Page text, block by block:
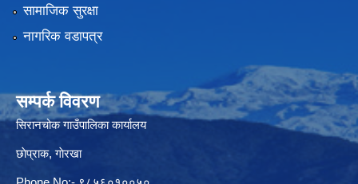
सामाजिक सुरक्षा
नागरिक वडापत्र
सम्पर्क विवरण
सिरानचोक गाउँपालिका कार्यालय
छाेप्राक, गाेरखा